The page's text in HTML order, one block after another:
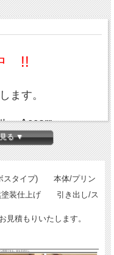
!!
ます。
ール Accorr
す。
る ▼
スタイプ) 本体/プリン
仕上げ 引き出し/ス
見積もりいたします。